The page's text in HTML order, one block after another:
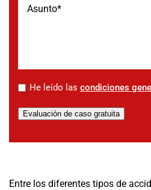
* He leído las condiciones
Evaluación de caso gratuita
Entre los diferentes tipos de